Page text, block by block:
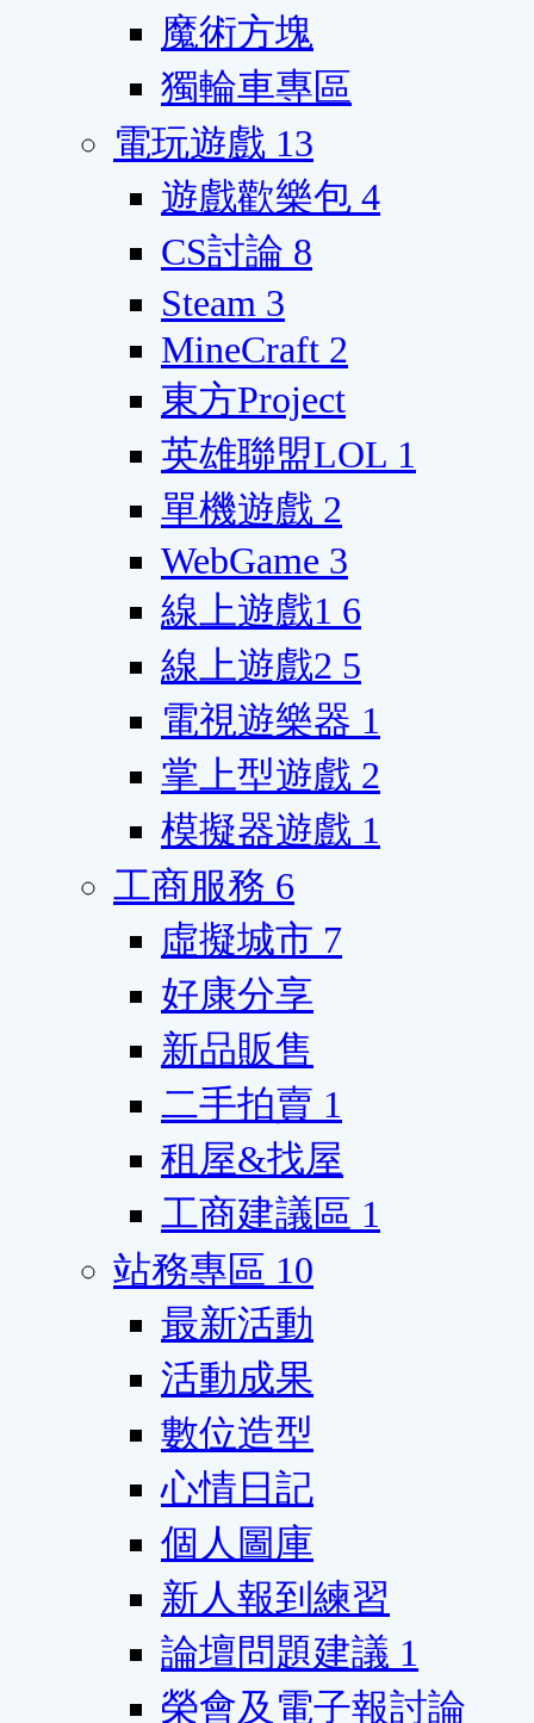
魔術方塊
獨輪車專區
電玩遊戲 13
遊戲歡樂包 4
CS討論 8
Steam 3
MineCraft 2
東方Project
英雄聯盟LOL 1
單機遊戲 2
WebGame 3
線上遊戲1 6
線上遊戲2 5
電視遊樂器 1
掌上型遊戲 2
模擬器遊戲 1
工商服務 6
虛擬城市 7
好康分享
新品販售
二手拍賣 1
租屋&找屋
工商建議區 1
站務專區 10
最新活動
活動成果
數位造型
心情日記
個人圖庫
新人報到練習
論壇問題建議 1
榮會及電子報討論